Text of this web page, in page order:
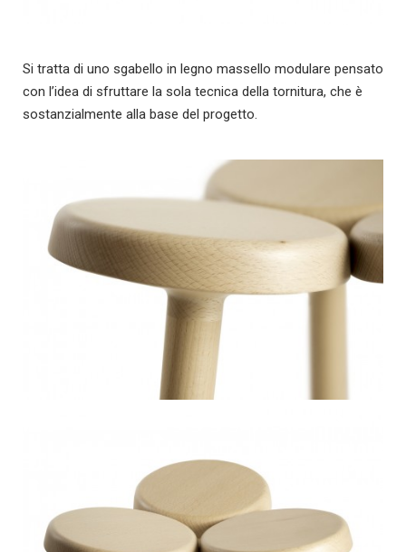
Si tratta di uno sgabello in legno massello modulare pensato
con l’idea di sfruttare la sola tecnica della tornitura, che è
sostanzialmente alla base del progetto.